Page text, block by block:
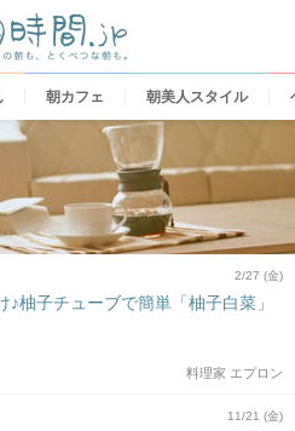
朝カフェ 朝美人スタイル
2/27 (金)
♪柚子チューブで簡単「柚子白菜」
料理家 エプロン
11/21 (金)